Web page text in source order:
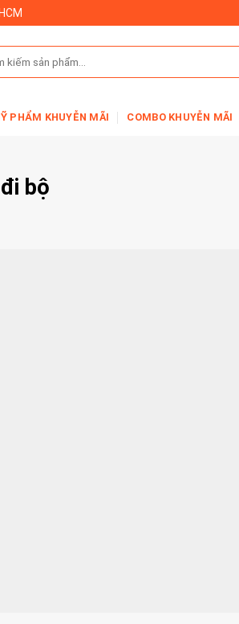
PHẨM KHUYỄN MÃI COMBO KHUYỄN MÃI
bộ